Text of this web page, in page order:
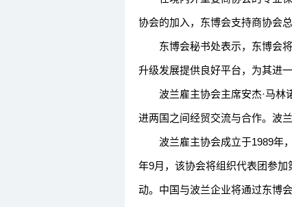
协会的加入，东博会支持商协会
东博会秘书处表示，东博会将
升级发展提供良好平台，为其进
波兰雇主协会主席安杰·马林
进两国之间经贸交流与合作。波
波兰雇主协会成立于1989年，
年9月，该协会将组织代表团参
动。中国与波兰企业将通过东博